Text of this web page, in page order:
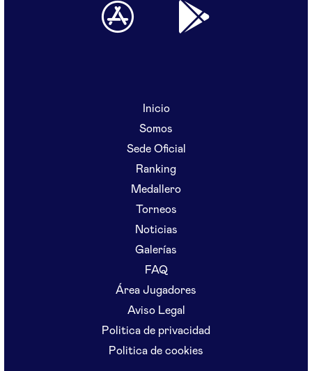
Inicio
Somos
Sede Oficial
Ranking
Medallero
Torneos
Noticias
Galerías
FAQ
Área Jugadores
Aviso Legal
Politica de privacidad
Politica de cookies